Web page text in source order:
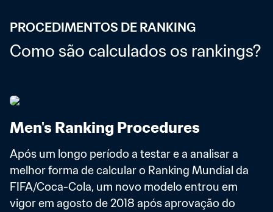
PROCEDIMENTOS DE RANKING
Como são calculados os rankings?
Men's Ranking Procedures
Após um longo período a testar e a analisar a
melhor forma de calcular o Ranking Mundial da
FIFA/Coca-Cola, um novo modelo entrou em
vigor em agosto de 2018 após aprovação do